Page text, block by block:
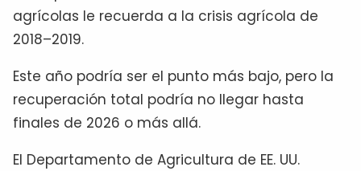
agrícolas le recuerda a la crisis agrícola de
2018–2019.
Este año podría ser el punto más bajo, pero la
recuperación total podría no llegar hasta
finales de 2026 o más allá.
El Departamento de Agricultura de EE. UU.